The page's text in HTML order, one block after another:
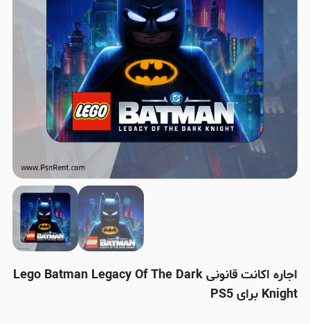
اجاره اکانت قانونی Lego Batman Legacy Of The Dark
Knight برای PS5